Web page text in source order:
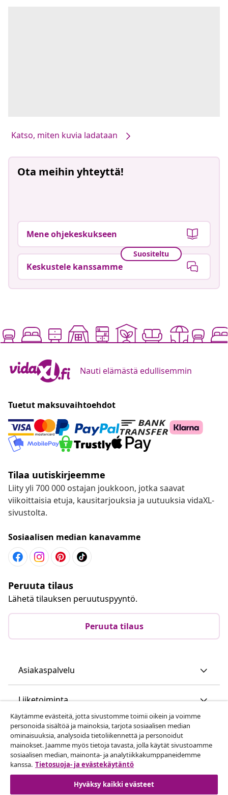
Katso, miten kuvia ladataan
Ota meihin yhteyttä!
Mene ohjekeskukseen
Suositeltu
Keskustele kanssamme
Nauti elämästä edullisemmin
Tuetut maksuvaihtoehdot
Tilaa uutiskirjeemme
Liity yli 700 000 ostajan joukkoon, jotka saavat
viikoittaisia etuja, kausitarjouksia ja uutuuksia vidaXL-
sivustolta.
Sosiaalisen median kanavamme
Peruuta tilaus
Lähetä tilauksen peruutuspyyntö.
Peruuta tilaus
Asiakaspalvelu
Liiketoiminta
vidaXL
Löydä lisää
Käytämme evästeitä, jotta sivustomme toimii oikein ja voimme
personoida sisältöä ja mainoksia, tarjota sosiaalisen median
ominaisuuksia, analysoida tietoliikennettä ja personoidut
mainokset. Jaamme myös tietoja tavasta, jolla käytät sivustoamme
sosiaalisen median, mainonta- ja analytiikkakumppaneidemme
kanssa. Tietosuoja- ja evästekäytäntö
Hyväksy kaikki evästeet